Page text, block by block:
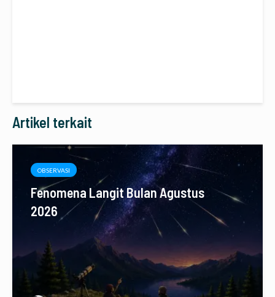
Artikel terkait
OBSERVASI
Fenomena Langit Bulan Agustus
2026